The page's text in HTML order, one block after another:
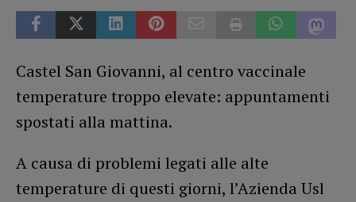
Castel San Giovanni, al centro vaccinale
temperature troppo elevate: appuntamenti
spostati alla mattina.
A causa di problemi legati alle alte
temperature di questi giorni, l’Azienda Usl